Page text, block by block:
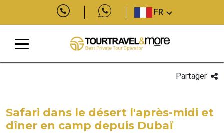
FR
Partager
Safari dans le désert l'après-midi et
dîner en camp depuis Dubaï